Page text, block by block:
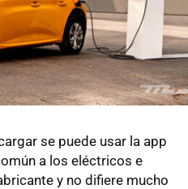
se puede usar la app
a los eléctricos e
y no difiere mucho